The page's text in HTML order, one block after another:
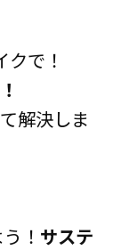
で！
解決しま
！ サステ